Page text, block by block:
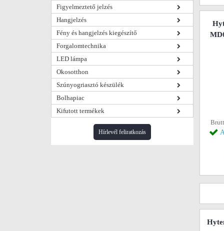
Figyelmeztető jelzés
Hangjelzés
Fény és hangjelzés kiegészítő
Forgalomtechnika
LED lámpa
Okosotthon
Szúnyogriasztó készülék
Bolhapiac
Kifutott termékek
Hírlevél feliratkozás